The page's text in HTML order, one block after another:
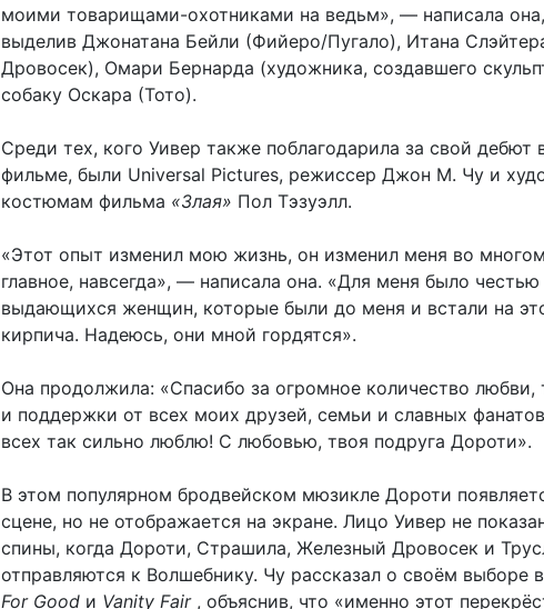
моими товарищами-охотниками на ведьм», — написала она,
выделив Джонатана Бейли (Фийеро/Пугало), Итана
Дровосек), Омари Бернарда (художника, создавшего
собаку Оскара (Тото).
Среди тех, кого Уивер также поблагодарила за свой
фильме, были Universal Pictures, режиссер Джон М. Чу и
костюмам фильма «Злая» Пол Тэзуэлл.
«Этот опыт изменил мою жизнь, он изменил меня во
главное, навсегда», — написала она. «Для меня было
выдающихся женщин, которые были до меня и встали на
кирпича. Надеюсь, они мной гордятся».
Она продолжила: «Спасибо за огромное количество
и поддержки от всех моих друзей, семьи и славных
всех так сильно люблю! С любовью, твоя подруга Дороти».
В этом популярном бродвейском мюзикле Дороти
сцене, но не отображается на экране. Лицо Уивер не
спины, когда Дороти, Страшила, Железный Дровосек и
отправляются к Волшебнику. Чу рассказал о своём выборе
For Good и Vanity Fair, объяснив, что «именно этот